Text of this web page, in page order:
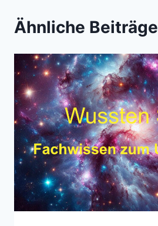
Ähnliche Beiträge